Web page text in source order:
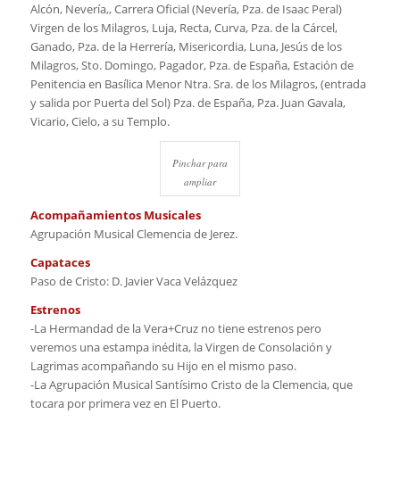
Alcón, Nevería,, Carrera Oficial (Nevería, Pza. de Isaac Peral)
Virgen de los Milagros, Luja, Recta, Curva, Pza. de la Cárcel,
Ganado, Pza. de la Herrería, Misericordia, Luna, Jesús de los
Milagros, Sto. Domingo, Pagador, Pza. de España, Estación de
Penitencia en Basílica Menor Ntra. Sra. de los Milagros, (entrada
y salida por Puerta del Sol) Pza. de España, Pza. Juan Gavala,
Vicario, Cielo, a su Templo.
Pinchar para
ampliar
Acompañamientos Musicales
Agrupación Musical Clemencia de Jerez.
Capataces
Paso de Cristo: D. Javier Vaca Velázquez
Estrenos
-La Hermandad de la Vera+Cruz no tiene estrenos pero
veremos una estampa inédita, la Virgen de Consolación y
Lagrimas acompañando su Hijo en el mismo paso.
-La Agrupación Musical Santísimo Cristo de la Clemencia, que
tocara por primera vez en El Puerto.